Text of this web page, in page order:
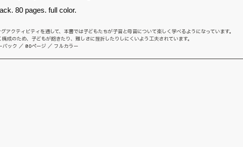
80 pages. full color.
アクティビティを通して、本書では子どもたちが子音と母音について楽しく学べるようになっています。
成のため、子どもが飽きたり、難しさに挫折したりしにくいよう工夫されています。
ック ／ 80ページ ／ フルカラー